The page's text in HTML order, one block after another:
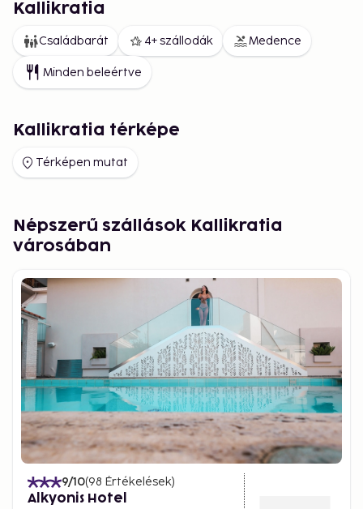
Kallikratia
Családbarát 4+ szállodák Medence
Minden beleértve
Kallikratia térképe
Térképen mutat
Népszerű szállások Kallikratia
városában
9/10(98 Értékelések)
Alkyonis Hotel